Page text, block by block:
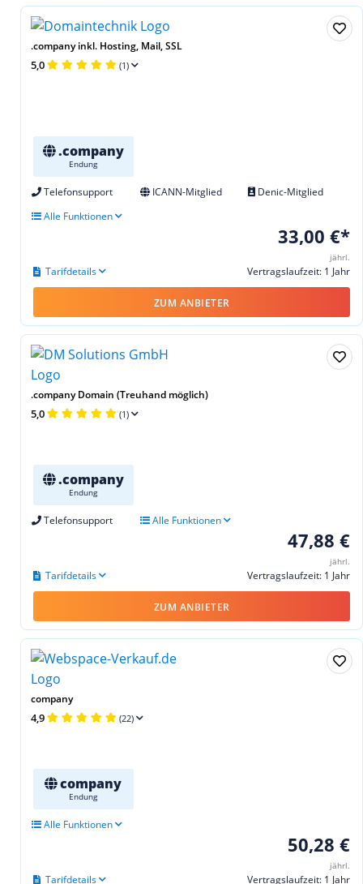
.company inkl. Hosting, Mail, SSL
5,0 (1)
.company
Endung
Telefonsupport ICANN-Mitglied
Denic-Mitglied
Alle Funktionen
33,00 €*
jährl.
Vertragslaufzeit: 1 Jahr
Tarifdetails
ZUM ANBIETER
.company Domain (Treuhand möglich)
5,0 (1)
.company
Endung
Telefonsupport Alle Funktionen
47,88 €
jährl.
Vertragslaufzeit: 1 Jahr
Tarifdetails
ZUM ANBIETER
company
4,9 (22)
company
Endung
Alle Funktionen
50,28 €
jährl.
Vertragslaufzeit: 1 Jahr
Tarifdetails